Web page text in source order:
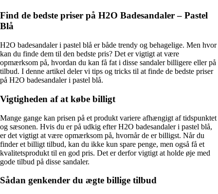
Find de bedste priser på H2O Badesandaler – Pastel
Blå
H2O badesandaler i pastel blå er både trendy og behagelige. Men hvor
kan du finde dem til den bedste pris? Det er vigtigt at være
opmærksom på, hvordan du kan få fat i disse sandaler billigere eller på
tilbud. I denne artikel deler vi tips og tricks til at finde de bedste priser
på H2O badesandaler i pastel blå.
Vigtigheden af at købe billigt
Mange gange kan prisen på et produkt variere afhængigt af tidspunktet
og sæsonen. Hvis du er på udkig efter H2O badesandaler i pastel blå,
er det vigtigt at være opmærksom på, hvornår de er billigst. Når du
finder et billigt tilbud, kan du ikke kun spare penge, men også få et
kvalitetsprodukt til en god pris. Det er derfor vigtigt at holde øje med
gode tilbud på disse sandaler.
Sådan genkender du ægte billige tilbud